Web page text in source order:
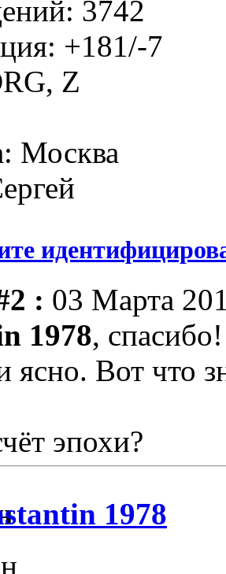
3742
+181/-7
Z
Москва
: 03 Марта
1978, спасибо!
ясно. Вот что
эпохи?
1978